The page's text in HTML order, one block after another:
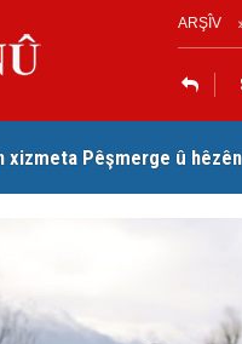
ARŞÎV
xizmeta Pêşmerge û
Xusrevi, bi îdamê re rû bi